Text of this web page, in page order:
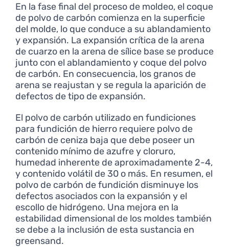
En la fase final del proceso de moldeo, el coque
de polvo de carbón comienza en la superficie
del molde, lo que conduce a su ablandamiento
y expansión. La expansión crítica de la arena
de cuarzo en la arena de sílice base se produce
junto con el ablandamiento y coque del polvo
de carbón. En consecuencia, los granos de
arena se reajustan y se regula la aparición de
defectos de tipo de expansión.
El polvo de carbón utilizado en fundiciones
para fundición de hierro requiere polvo de
carbón de ceniza baja que debe poseer un
contenido mínimo de azufre y cloruro,
humedad inherente de aproximadamente 2-4,
y contenido volátil de 30 o más. En resumen, el
polvo de carbón de fundición disminuye los
defectos asociados con la expansión y el
escollo de hidrógeno. Una mejora en la
estabilidad dimensional de los moldes también
se debe a la inclusión de esta sustancia en
greensand.